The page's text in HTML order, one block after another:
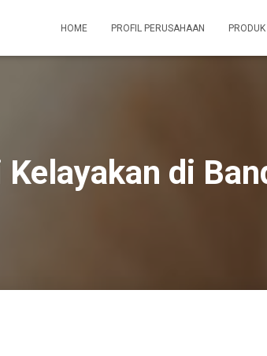
HOME PROFIL PERUSAHAAN
di